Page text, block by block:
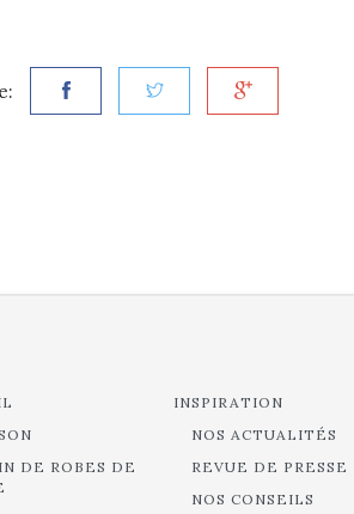
DE ROBES DE
INSPIRATION
NOS ACTUALITÉS
REVUE DE PRESSE
NOS CONSEILS